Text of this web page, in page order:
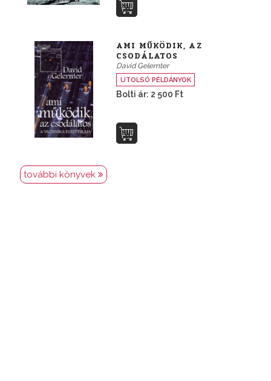
AMI MŰKÖDIK, AZ
CSODÁLATOS
David Gelernter
UTOLSÓ PÉLDÁNYOK
Bolti ár: 2 500 Ft
további könyvek